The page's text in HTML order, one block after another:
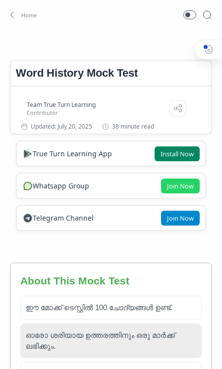
Word History Mock Test
38 minute read
True Turn Learning App Install Now
Whatsapp Group Join Now
Telegram Channel Join Now
About This Mock Test
ഈ മോക്ക് ടെസ്റ്റിൽ 100 ചോദ്യങ്ങൾ ഉണ്ട്.
ഓരോ ശരിയായ ഉത്തരത്തിനും ഒരു മാർക്ക്
ലഭിക്കും.